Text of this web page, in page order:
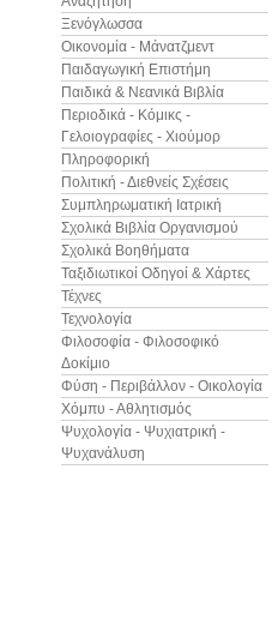
Ξενόγλωσσα
Οικονομία - Μάνατζμεντ
Παιδαγωγική Επιστήμη
Παιδικά & Νεανικά Βιβλία
Περιοδικά - Κόμικς -
Γελοιογραφίες - Χιούμορ
Πληροφορική
Πολιτική - Διεθνείς Σχέσεις
Συμπληρωματική Ιατρική
Σχολικά Βιβλία Οργανισμού
Σχολικά Βοηθήματα
Ταξιδιωτικοί Οδηγοί & Χάρτες
Τέχνες
Τεχνολογία
Φιλοσοφία - Φιλοσοφικό
Δοκίμιο
Φύση - Περιβάλλον - Οικολογία
Χόμπυ - Αθλητισμός
Ψυχολογία - Ψυχιατρική -
Ψυχανάλυση